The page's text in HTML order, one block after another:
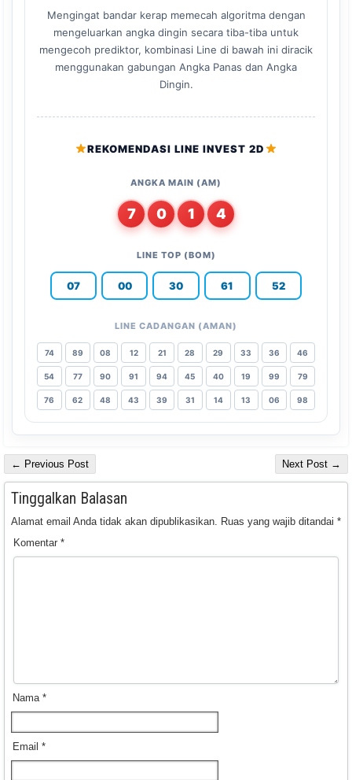
Mengingat bandar kerap memecah algoritma dengan
mengeluarkan angka dingin secara tiba-tiba untuk
mengecoh prediktor, kombinasi Line di bawah ini diracik
menggunakan gabungan Angka Panas dan Angka
Dingin.
REKOMENDASI LINE INVEST 2D
ANGKA MAIN (AM)
7 0 1 4
LINE TOP (BOM)
07 00 30 61 52
LINE CADANGAN (AMAN)
74 89 08 12 21 28 29 33 36 46
54 77 90 91 94 45 40 19 99 79
76 62 48 43 39 31 14 13 06 98
← Previous Post Next Post →
Tinggalkan Balasan
Alamat email Anda tidak akan dipublikasikan. Ruas yang wajib ditandai *
Komentar *
Nama *
Email *